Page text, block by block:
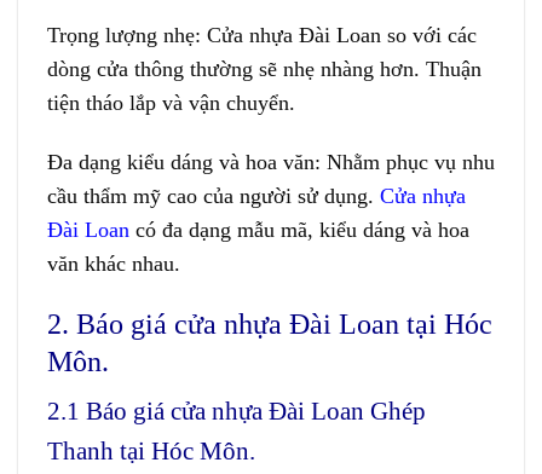
Trọng lượng nhẹ: Cửa nhựa Đài Loan so với các
dòng cửa thông thường sẽ nhẹ nhàng hơn. Thuận
tiện tháo lắp và vận chuyển.
Đa dạng kiểu dáng và hoa văn: Nhằm phục vụ nhu
cầu thẩm mỹ cao của người sử dụng. Cửa nhựa
Đài Loan có đa dạng mẫu mã, kiểu dáng và hoa
văn khác nhau.
2. Báo giá cửa nhựa Đài Loan tại Hóc
Môn.
2.1 Báo giá cửa nhựa Đài Loan Ghép
Thanh tại Hóc Môn.